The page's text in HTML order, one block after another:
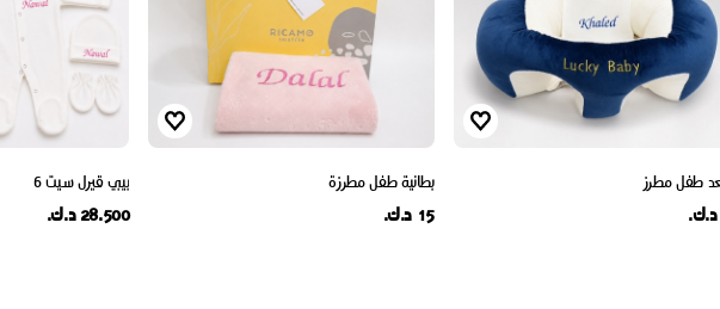
طفل مطرز بطانية طفل مطرزة
15 د.ك.
بيبي قيرل سيت 6
28.500 د.ك.